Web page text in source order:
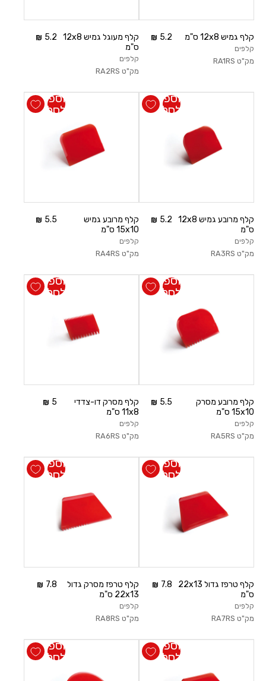
להרשמה
קלף גמיש 12x8 ס"מ
קלפים
מק"ט RA1RS
5.2
קלף מעוגל גמיש 12x8
ס"מ
קלפים
מק"ט RA2RS
5.2
קלף מרובע גמיש 12x8
ס"מ
קלפים
מק"ט RA3RS
5.2
הוספה
לסל
קלף מרובע גמיש
15x10 ס"מ
קלפים
מק"ט RA4RS
5.5
הוספה
לסל
קלף מרובע מסרק
15x10 ס"מ
קלפים
מק"ט RA5RS
5.5
הוספה
לסל
קלף מסרק דו-צדדי
11x8 ס"מ
קלפים
מק"ט RA6RS
5
הוספה
לסל
קלף טרפז גדול 22x13
ס"מ
קלפים
מק"ט RA7RS
7.8
הוספה
לסל
קלף טרפז מסרק גדול
22x13 ס"מ
קלפים
מק"ט RA8RS
7.8
הוספה
לסל
הוספה
לסל
הוספה
לסל